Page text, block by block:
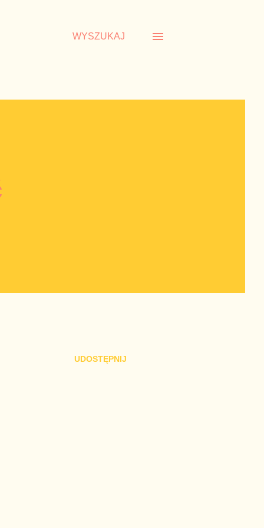
WYSZUKAJ
UDOSTĘPNIJ